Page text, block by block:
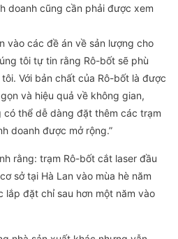
doanh cũng cần phải được xem
vào các đề án về sản lượng cho
tôi tự tin rằng Rô-bốt sẽ phù
Với bản chất của Rô-bốt là được
và hiệu quả về không gian,
thể dễ dàng đặt thêm các trạm
doanh được mở rộng.”
rằng: trạm Rô-bốt cắt laser đầu
sở tại Hà Lan vào mùa hè năm
đặt chỉ sau hơn một năm vào